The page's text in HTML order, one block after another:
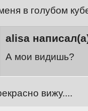
в голубом
alisa
А мои видишь?
вижу....